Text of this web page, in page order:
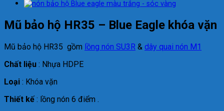
Mũ bảo hộ HR35 – Blue Eagle khóa vặn
Mũ bảo hộ HR35 gồm lồng nón SU3R & dây quai nón M1
Chất liệu : Nhựa HDPE
Loại : Khóa vặn
Thiết kế: lồng nón 6 điểm .